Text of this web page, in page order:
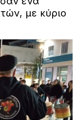
με κύριο